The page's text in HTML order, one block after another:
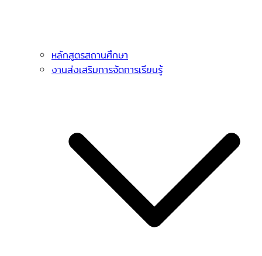
หลักสูตรสถานศึกษา
งานส่งเสริมการจัดการเรียนรู้